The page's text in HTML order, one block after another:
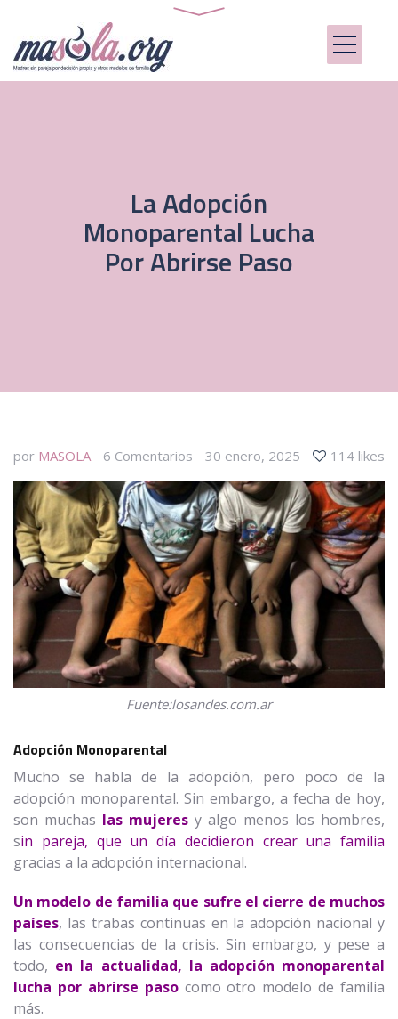
La Adopción
Monoparental Lucha
Por Abrirse Paso
por MASOLA 6 Comentarios 30 enero, 2025 114 likes
Fuente:losandes.com.ar
Adopción Monoparental
Mucho se habla de la adopción, pero poco de la
adopción monoparental. Sin embargo, a fecha de hoy,
son muchas las mujeres y algo menos los hombres,
sin pareja, que un día decidieron crear una familia
gracias a la adopción internacional.
Un modelo de familia que sufre el cierre de muchos
países, las trabas continuas en la adopción nacional y
las consecuencias de la crisis. Sin embargo, y pese a
todo, en la actualidad, la adopción monoparental
lucha por abrirse paso como otro modelo de familia
más.